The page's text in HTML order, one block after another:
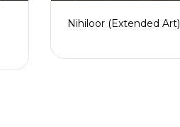
Nihiloor (Extended Art)